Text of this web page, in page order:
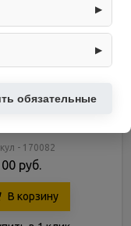
система Aqua
- 170082
руб.
В корзину
них основные
▶
посещениях и
аналитики),
▶
обязательные